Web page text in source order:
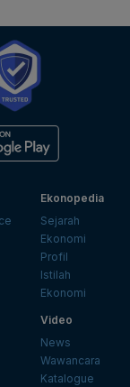
Ekonopedia
Sejarah
Ekonomi
Profil
Istilah
Ekonomi
Video
News
Wawancara
Katalogue